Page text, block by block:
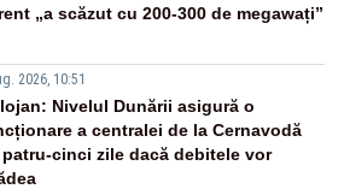
„a scăzut cu 200-300 de megawați”
2026, 10:51
Nivelul Dunării asigură o
a centralei de la Cernavodă
cinci zile dacă debitele vor